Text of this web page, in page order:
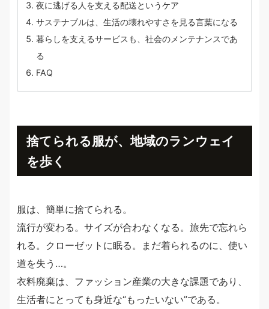
夜に逃げる人を支える配送というケア
サステナブルは、生活の壊れやすさを見る言葉になる
暮らしを支えるサービスも、社会のメンテナンスであ
る
FAQ
捨てられる服が、地域のランウェイ
を歩く
服は、簡単に捨てられる。
流行が変わる。サイズが合わなくなる。旅先で忘れら
れる。クローゼットに眠る。まだ着られるのに、使い
道を失う…。
衣料廃棄は、ファッション産業の大きな課題であり、
生活者にとっても身近な“もったいない”である。